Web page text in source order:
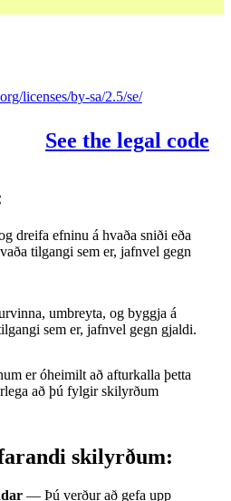
licenses/by-sa/2.5/se/
See the legal code
dreifa efninu á hvaða sniði eða
tilgangi sem er, jafnvel gegn
umbreyta, og byggja á
sem er, jafnvel gegn gjaldi.
er óheimilt að afturkalla þetta
að þú fylgir skilyrðum
skilyrðum:
— Þú verður að gefa upp